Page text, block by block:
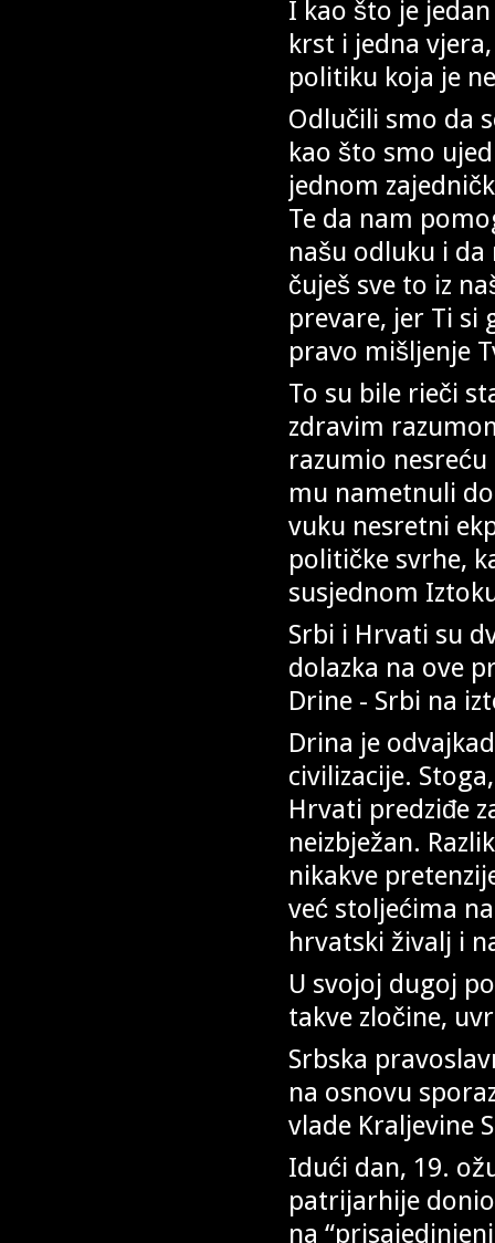
I kao što je
krst i jedna
politiku koja je
Odlučili smo da
kao što smo
jednom
Te da nam
našu odluku i
čuješ sve to iz
prevare, jer Ti si
pravo mišljenje
To su bile rieči
zdravim
razumio
mu nametnuli
vuku nesretni
političke svrhe,
susjednom
Srbi i Hrvati su
dolazka na ove
Drine - Srbi na
Drina je
civilizacije.
Hrvati predziđe
neizbježan.
nikakve
već stoljećima
hrvatski živalj i
U svojoj dugoj
takve zločine,
Srbska
na osnovu
vlade Kraljevine
Idući dan, 19.
patrijarhije
na